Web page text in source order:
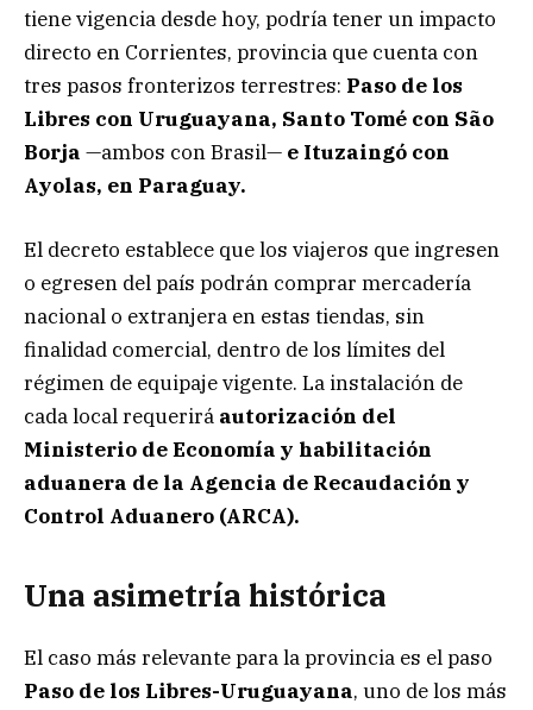
tiene vigencia desde hoy, podría tener un impacto
directo en Corrientes, provincia que cuenta con
tres pasos fronterizos terrestres: Paso de los
Libres con Uruguayana, Santo Tomé con São
Borja —ambos con Brasil— e Ituzaingó con
Ayolas, en Paraguay.
El decreto establece que los viajeros que ingresen
o egresen del país podrán comprar mercadería
nacional o extranjera en estas tiendas, sin
finalidad comercial, dentro de los límites del
régimen de equipaje vigente. La instalación de
cada local requerirá autorización del
Ministerio de Economía y habilitación
aduanera de la Agencia de Recaudación y
Control Aduanero (ARCA).
Una asimetría histórica
El caso más relevante para la provincia es el paso
Paso de los Libres-Uruguayana, uno de los más